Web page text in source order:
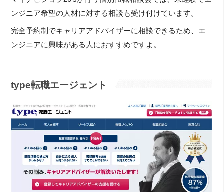
ンジニア希望の人材に対する相談も受け付けています。
完全予約制でキャリアアドバイザーに相談できるため、エ
ンジニアに興味がある人におすすめですよ。
type転職エージェント